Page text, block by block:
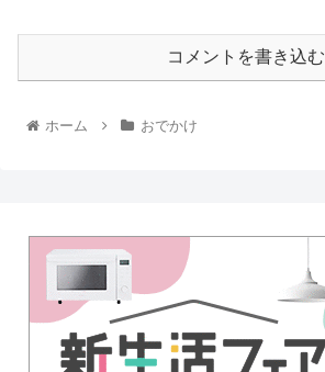
コメントを書き込む
ホーム おでかけ